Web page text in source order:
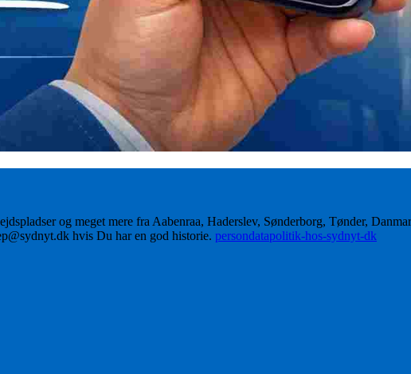
og meget mere fra Aabenraa, Haderslev, Sønderborg, Tønder,
hvis Du har en god historie. persondatapolitik-hos-sydnyt-dk